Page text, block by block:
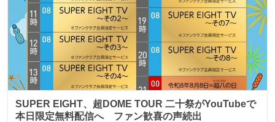
SUPER EIGHT、超DOME TOUR 二十祭がYouTubeで
本日限定無料配信へ ファン歓喜の声続出